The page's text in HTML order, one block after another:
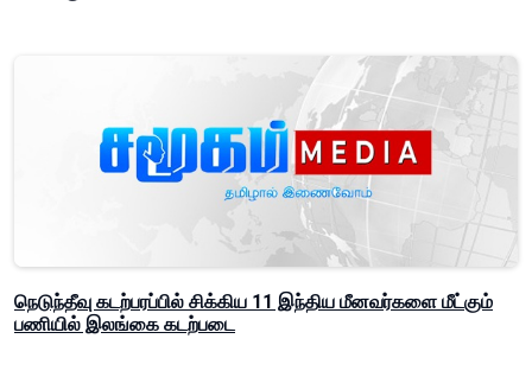
நெடுந்தீவு கடற்பரப்பில் சிக்கிய 11 இந்திய மீனவர்களை மீட்கும்
பணியில் இலங்கை கடற்படை